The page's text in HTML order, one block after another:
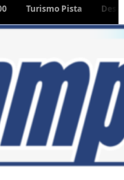
Pista Desafío Ruta